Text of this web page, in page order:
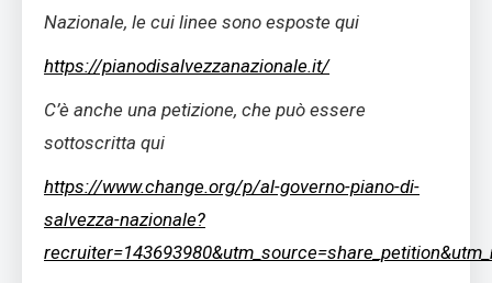
Nazionale, le cui linee sono esposte qui
https://pianodisalvezzanazionale.it/
C’è anche una petizione, che può essere
sottoscritta qui
https://www.change.org/p/al-governo-piano-di-
salvezza-nazionale?